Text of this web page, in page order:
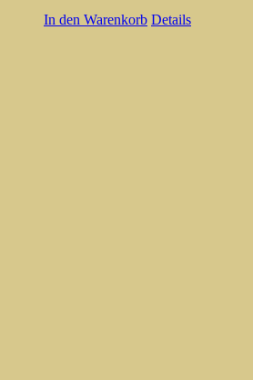
In den Warenkorb Details